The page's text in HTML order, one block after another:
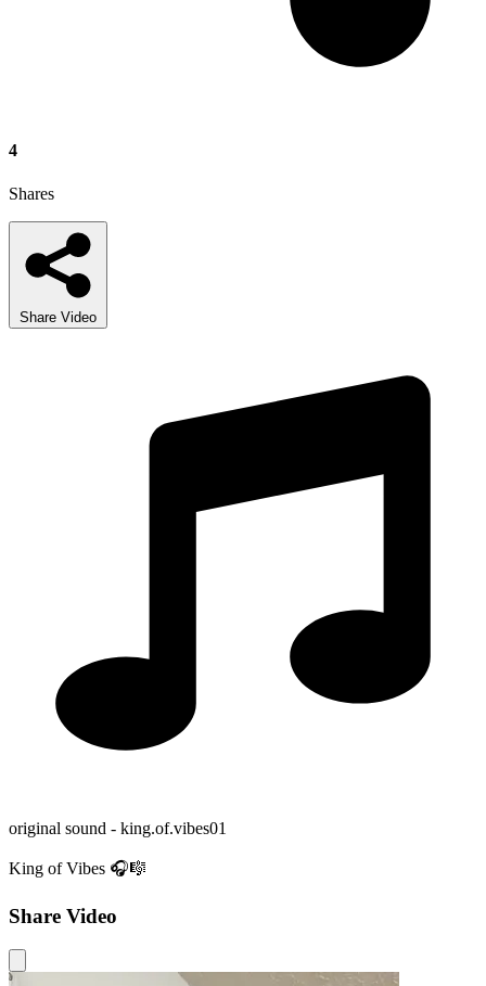
4
Shares
Share Video
original sound - king.of.vibes01
King of Vibes 🎧🎼
Share Video